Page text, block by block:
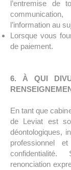
l’entremise de
l’information au
Lorsque vous
de paiement.
6. À QUI
En tant que
de Leviat est
déontologiques,
professionnel
renonciation